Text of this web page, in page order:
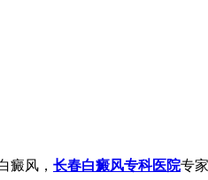
癜风， 长春白癜风专科医院专